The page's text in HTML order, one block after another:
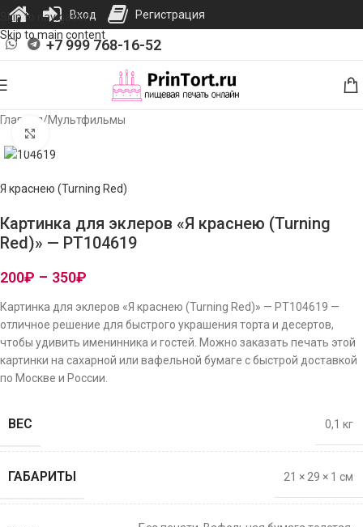
Skip to navigation
Skip to main content
+7 999 768-16-52
Главная/Мультфильмы
Я краснею (Turning Red)
Картинка для эклеров «Я краснею (Turning
Red)» — PT104619
200₽ – 350₽
Картинка для эклеров «Я краснею (Turning Red)» — PT104619 —
отличное решение для быстрого украшения торта и десертов,
чтобы удивить именинника и гостей. Можно заказать печать этой
картинки на сахарной или вафельной бумаге с быстрой доставкой
по Москве и России.
ВЕС 0,1 кг
ГАБАРИТЫ 21 × 29 × 1 см
Вход Регистрация